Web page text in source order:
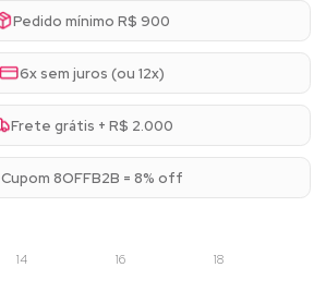
Pedido mínimo R$ 900
6x sem juros (ou 12x)
Frete grátis + R$ 2.000
Cupom 8OFFB2B = 8% off
14 16 18